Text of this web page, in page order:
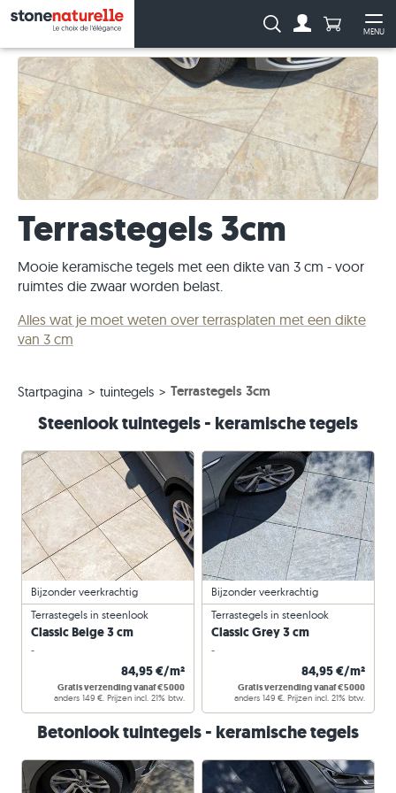
MENU
Zoeken: Aantal
Terrastegels 3cm
Mooie keramische tegels met een dikte van 3 cm - voor
ruimtes die zwaar worden belast.
Alles wat je moet weten over terrasplaten met een dikte
van 3 cm
Startpagina tuintegels Terrastegels 3cm
Steenlook tuintegels - keramische tegels
Terrastegels in steenlook
Classic Beige 3 cm
-
84,95 €/m²
Gratis verzending vanaf €5000
anders 149 €. Prijzen incl. 21% btw.
Bijzonder veerkrachtig
Terrastegels in steenlook
Classic Grey 3 cm
-
84,95 €/m²
Gratis verzending vanaf €5000
anders 149 €. Prijzen incl. 21% btw.
Bijzonder veerkrachtig
Betonlook tuintegels - keramische tegels